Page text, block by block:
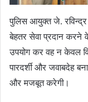
पुलिस आयुक्त जे. रविन्द्र
बेहतर सेवा प्रदान
उपयोग कर वह न केवल
पारदर्शी और जवाबदेह
और मजबूत करेगी।